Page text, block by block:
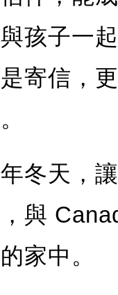
孩子一
寄信，
冬天，
與
家中。